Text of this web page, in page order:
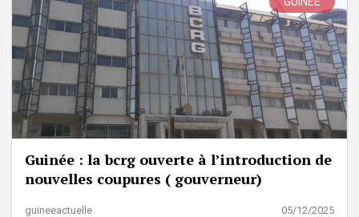
Guinée : la bcrg ouverte à l’introduction de
nouvelles coupures ( gouverneur)
guineeactuelle 05/12/2025